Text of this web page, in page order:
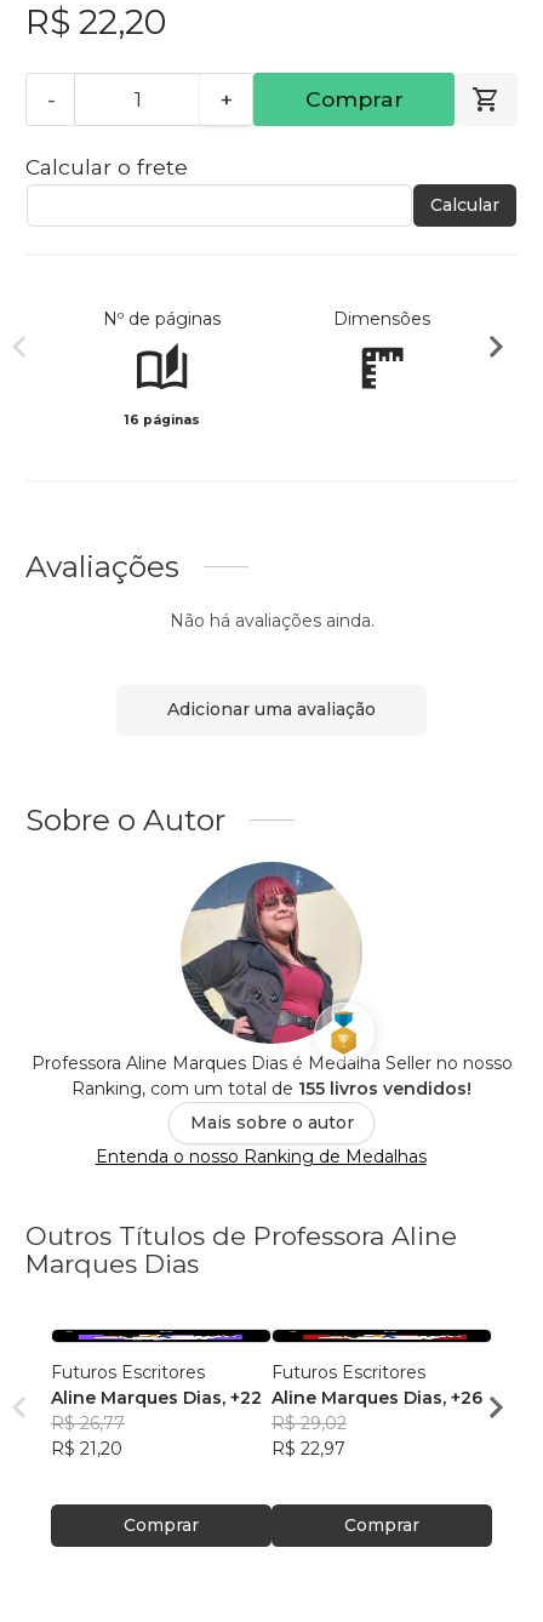
R$ 22,20
- + Comprar
Calcular o frete
Calcular
Nº de páginas
16 páginas
Dimensões
Avaliações
Não há avaliações ainda.
Adicionar uma avaliação
Sobre o Autor
Professora Aline Marques Dias é Medalha Seller no nosso
Ranking, com um total de 155 livros vendidos!
Mais sobre o autor
Entenda o nosso Ranking de Medalhas
Outros Títulos de Professora Aline
Marques Dias
Futuros Escritores
Aline Marques Dias, +22
R$ 26,77
R$ 21,20
Comprar
Futuros Escritores
Aline Marques Dias, +26
R$ 29,02
R$ 22,97
Comprar
Ana
R$